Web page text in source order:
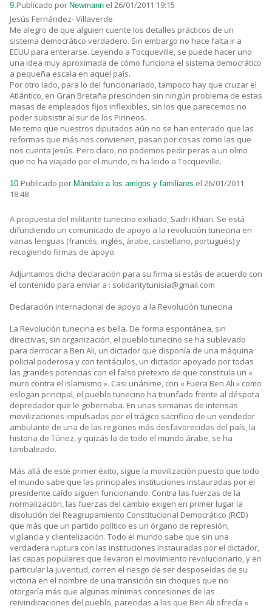
9.Publicado por Newmann el 26/01/2011 19:15
Jesús Fernández- Villaverde
Me alegro de que alguien cuente los detalles prácticos de un
sistema democrático verdadero. Sin embargo no hace falta ir a
EEUU para enterarse. Leyendo a Tocqueville, se puede hacer uno
una idea muy aproximada de cómo funciona el sistema democrático
a pequeña escala en aquel país.
Por otro lado, para lo del funcionariado, tampoco hay que cruzar el
Atlántico, en Gran Bretaña prescinden sin ningún problema de estas
masas de empleados fijos inflexibles, sin los que parecemos no
poder subsistir al sur de los Pirineos.
Me temo que nuestros diputados aún no se han enterado que las
reformas que más nos convienen, pasan por cosas como las que
nos cuenta Jesús. Pero claro, no podemos pedir peras a un olmo
que no ha viajado por el mundo, ni ha leido a Tocqueville.
10.Publicado por Mándalo a los amigos y familiares el 26/01/2011
18:48
A propuesta del militante tunecino exiliado, Sadri Khiari. Se está
difundiendo un comunicado de apoyo a la revolución tunecina en
varias lenguas (francés, inglés, árabe, castellano, portugués) y
recogiendo firmas de apoyo.
Adjuntamos dicha declaración para su firma si estás de acuerdo con
el contenido para enviar a : solidaritytunisia@gmail.com
Declaración internacional de apoyo a la Revolución tunecina
La Revolución tunecina es bella. De forma espontánea, sin
directivas, sin organización, el pueblo tunecino se ha sublevado
para derrocar a Ben Ali, un dictador que disponía de una máquina
policial poderosa y con tentáculos, un dictador apoyado por todas
las grandes potencias con el falso pretexto de que constituía un «
muro contra el islamismo ». Casi unánime, con « Fuera Ben Ali » como
eslogan principal, el pueblo tunecino ha triunfado frente al déspota
depredador que le gobernaba. En unas semanas de intensas
movilizaciones impulsadas por el trágico sacrificio de un vendedor
ambulante de una de las regiones más desfavorecidas del país, la
historia de Túnez, y quizás la de todo el mundo árabe, se ha
tambaleado.
Más allá de este primer éxito, sigue la movilización puesto que todo
el mundo sabe que las principales instituciones instauradas por el
presidente caído siguen funcionando. Contra las fuerzas de la
normalización, las fuerzas del cambio exigen en primer lugar la
disolución del Reagrupamiento Constitucional Democrático (RCD)
que más que un partido político es un órgano de represión,
vigilancia y clientelización. Todo el mundo sabe que sin una
verdadera ruptura con las instituciones instauradas por el dictador,
las capas populares que llevaron el movimiento revolucionario, y en
particular la juventud, corren el riesgo de ser desposeídas de su
victoria en el nombre de una transición sin choques que no
otorgaría más que algunas mínimas concesiones de las
reivindicaciones del pueblo, parecidas a las que Ben Ali ofrecía «